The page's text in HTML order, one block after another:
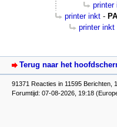
printer
printer inkt -
printer inkt
Terug naar het
91371 Reacties in 11595
Forumtijd: 07-08-2026, 19:18